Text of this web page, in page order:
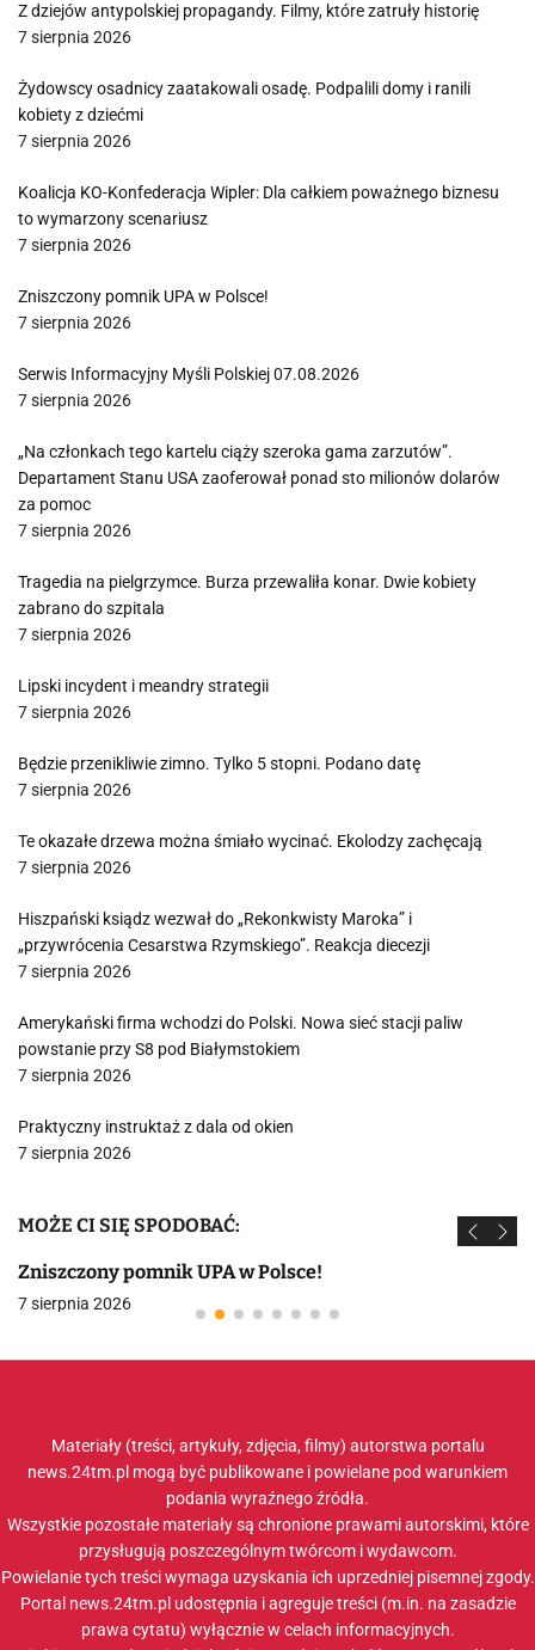
Z dziejów antypolskiej propagandy. Filmy, które zatruły historię
7 sierpnia 2026
Żydowscy osadnicy zaatakowali osadę. Podpalili domy i ranili
kobiety z dziećmi
7 sierpnia 2026
Koalicja KO-Konfederacja Wipler: Dla całkiem poważnego biznesu
to wymarzony scenariusz
7 sierpnia 2026
Zniszczony pomnik UPA w Polsce!
7 sierpnia 2026
Serwis Informacyjny Myśli Polskiej 07.08.2026
7 sierpnia 2026
„Na członkach tego kartelu ciąży szeroka gama zarzutów”.
Departament Stanu USA zaoferował ponad sto milionów dolarów
za pomoc
7 sierpnia 2026
Tragedia na pielgrzymce. Burza przewaliła konar. Dwie kobiety
zabrano do szpitala
7 sierpnia 2026
Lipski incydent i meandry strategii
7 sierpnia 2026
Będzie przenikliwie zimno. Tylko 5 stopni. Podano datę
7 sierpnia 2026
Te okazałe drzewa można śmiało wycinać. Ekolodzy zachęcają
7 sierpnia 2026
Hiszpański ksiądz wezwał do „Rekonkwisty Maroka” i
„przywrócenia Cesarstwa Rzymskiego”. Reakcja diecezji
7 sierpnia 2026
Amerykański firma wchodzi do Polski. Nowa sieć stacji paliw
powstanie przy S8 pod Białymstokiem
7 sierpnia 2026
Praktyczny instruktaż z dala od okien
7 sierpnia 2026
MOŻE CI SIĘ SPODOBAĆ:
Zniszczony pomnik UPA w Polsce!
7 sierpnia 2026
Materiały (treści, artykuły, zdjęcia, filmy) autorstwa portalu
news.24tm.pl mogą być publikowane i powielane pod warunkiem
podania wyraźnego źródła.
Wszystkie pozostałe materiały są chronione prawami autorskimi, które
przysługują poszczególnym twórcom i wydawcom.
Powielanie tych treści wymaga uzyskania ich uprzedniej pisemnej zgody.
Portal news.24tm.pl udostępnia i agreguje treści (m.in. na zasadzie
prawa cytatu) wyłącznie w celach informacyjnych.